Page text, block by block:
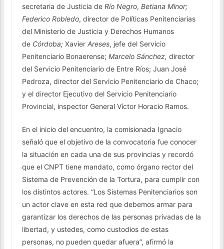
secretaria de Justicia de Río Negro, Betiana Minor;
Federico Robledo, director de Políticas Penitenciarias
del Ministerio de Justicia y Derechos Humanos
de Córdoba; Xavier Areses, jefe del Servicio
Penitenciario Bonaerense; Marcelo Sánchez, director
del Servicio Penitenciario de Entre Ríos; Juan José
Pedroza, director del Servicio Penitenciario de Chaco;
y el director Ejecutivo del Servicio Penitenciario
Provincial, inspector General Víctor Horacio Ramos.
En el inicio del encuentro, la comisionada Ignacio
señaló que el objetivo de la convocatoria fue conocer
la situación en cada una de sus provincias y recordó
que el CNPT tiene mandato, como órgano rector del
Sistema de Prevención de la Tortura, para cumplir con
los distintos actores. “Los Sistemas Penitenciarios son
un actor clave en esta red que debemos armar para
garantizar los derechos de las personas privadas de la
libertad, y ustedes, como custodios de estas
personas, no pueden quedar afuera”, afirmó la